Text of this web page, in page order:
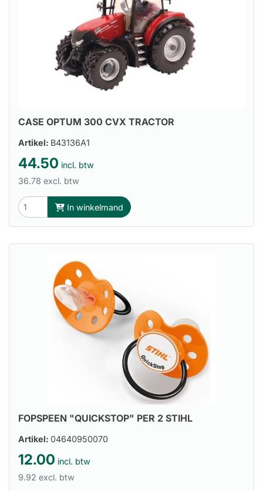
CASE OPTUM 300 CVX TRACTOR
Artikel: B43136A1
44.50 incl. btw
36.78 excl. btw
In winkelmand
FOPSPEEN "QUICKSTOP" PER 2 STIHL
Artikel: 04640950070
12.00 incl. btw
9.92 excl. btw